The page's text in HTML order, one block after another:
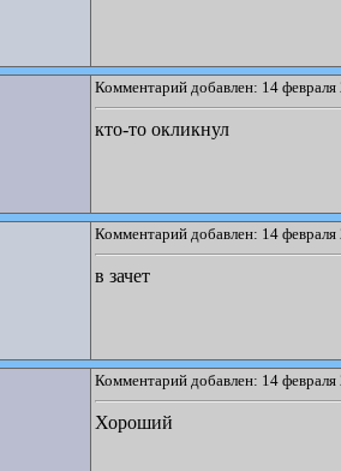
Комментарий добавлен: 14
кто-то окликнул
Комментарий добавлен: 14
в зачет
Комментарий добавлен: 14
Хороший